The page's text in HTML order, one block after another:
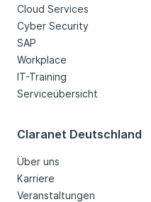
Cloud Services
Cyber Security
SAP
Workplace
IT-Training
Serviceübersicht
Claranet Deutschland
Über uns
Karriere
Veranstaltungen